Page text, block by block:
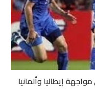
إيطاليا وألمانيا